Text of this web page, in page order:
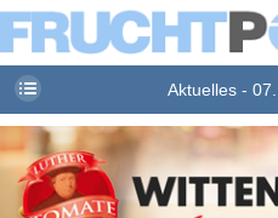
Aktuelles -